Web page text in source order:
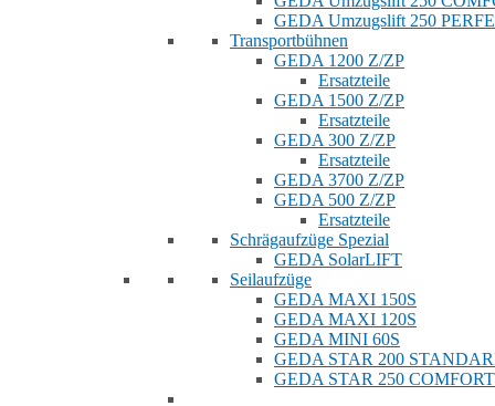
GEDA Umzugslift 250
Transportbühnen
GEDA 1200 Z/ZP
Ersatzteile
GEDA 1500 Z/ZP
Ersatzteile
GEDA 300 Z/ZP
Ersatzteile
GEDA 3700 Z/ZP
GEDA 500 Z/ZP
Ersatzteile
Schrägaufzüge Spezial
GEDA SolarLIFT
Seilaufzüge
GEDA MAXI 150S
GEDA MAXI 120S
GEDA MINI 60S
GEDA STAR 200
GEDA STAR 250 COMFORT